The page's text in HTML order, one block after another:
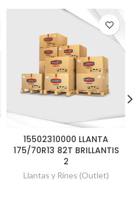
15502310000 LLANTA
175/70R13 82T BRILLANTIS
2
Llantas y Rines (Outlet)